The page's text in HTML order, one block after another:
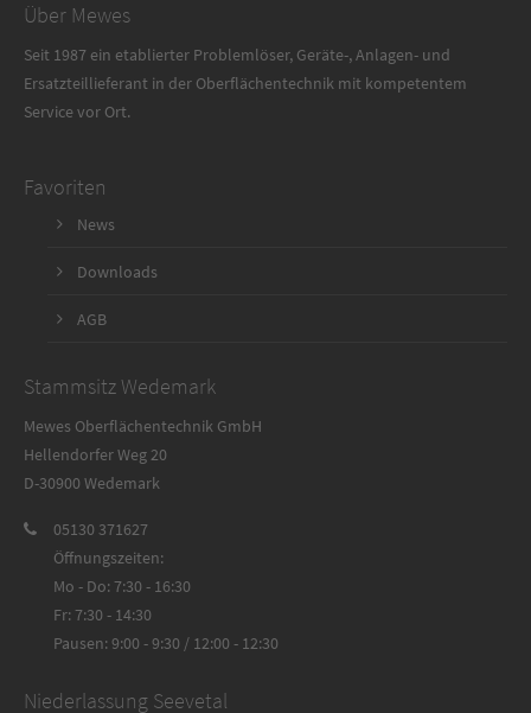
Über Mewes
Seit 1987 ein etablierter Problemlöser, Geräte-, Anlagen- und
Ersatzteillieferant in der Oberflächentechnik mit kompetentem
Service vor Ort.
Favoriten
News
Downloads
AGB
Stammsitz Wedemark
Mewes Oberflächentechnik GmbH
Hellendorfer Weg 20
D-30900 Wedemark
05130 371627
Öffnungszeiten:
Mo - Do: 7:30 - 16:30
Fr: 7:30 - 14:30
Pausen: 9:00 - 9:30 / 12:00 - 12:30
Niederlassung Seevetal